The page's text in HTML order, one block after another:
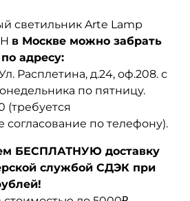
светильник Arte Lamp
в Москве можно забрать
адресу:
Расплетина, д.24, оф.208. с
по пятницу.
(требуется
согласование по телефону).
БЕСПЛАТНУЮ доставку
службой СДЭК при